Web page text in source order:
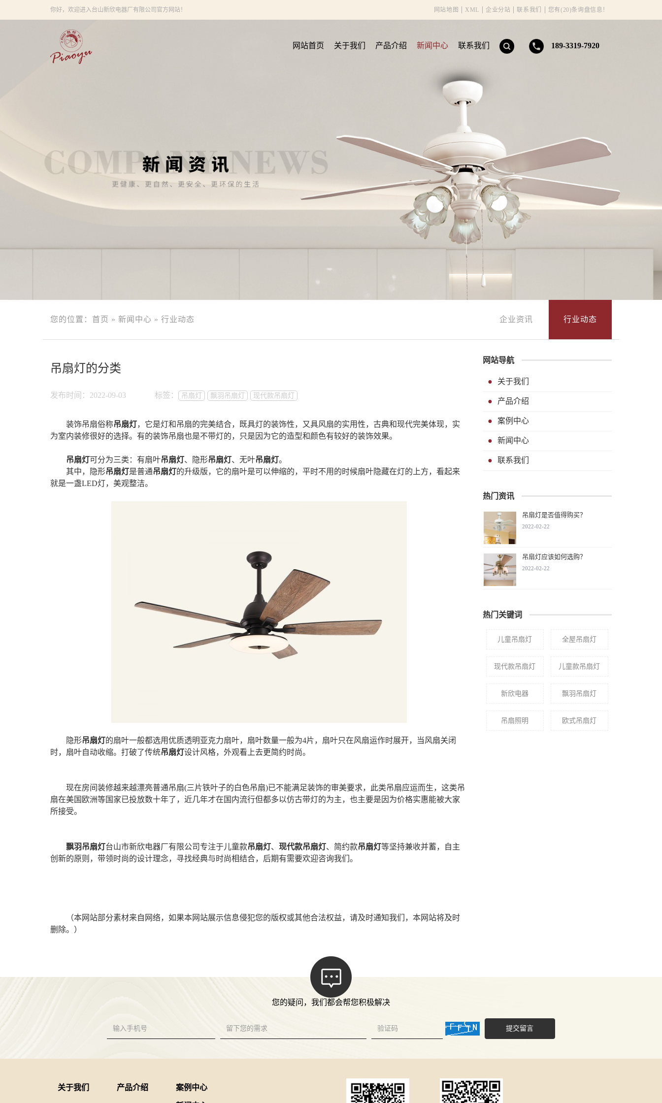
你好，欢迎进入台山新欣电器厂有限公司官方网站！ 网站地图 XML 企业分站 联系我们 您有(20)条询盘信息！
网站首页 关于我们 产品介绍 新闻中心 联系我们 189-3319-7920
您的位置： 首页 » 新闻中心 » 行业动态 企业资讯 行业动态
吊扇灯的分类
发布时间：2022-09-03 标签： 吊扇灯 飘羽吊扇灯 现代款吊扇灯
装饰吊扇俗称吊扇灯，它是灯和吊扇的完美结合，既具灯的装饰性，又具风扇的实用性，古典和现代完美体现，实
为室内装修很好的选择。有的装饰吊扇也是不带灯的，只是因为它的造型和颜色有较好的装饰效果。
吊扇灯可分为三类：有扇叶吊扇灯、隐形吊扇灯、无叶吊扇灯。
其中，隐形吊扇灯是普通吊扇灯的升级版，它的扇叶是可以伸缩的，平时不用的时候扇叶隐藏在灯的上方，看起来
就是一盏LED灯，美观整洁。
隐形吊扇灯的扇叶一般都选用优质透明亚克力扇叶，扇叶数量一般为4片，扇叶只在风扇运作时展开，当风扇关闭
时，扇叶自动收缩。打破了传统吊扇灯设计风格，外观看上去更简约时尚。
现在房间装修越来越漂亮普通吊扇(三片铁叶子的白色吊扇)已不能满足装饰的审美要求，此类吊扇应运而生，这类吊
扇在美国欧洲等国家已投放数十年了，近几年才在国内流行但都多以仿古带灯的为主，也主要是因为价格实惠能被大家
所接受。
飘羽吊扇灯台山市新欣电器厂有限公司专注于儿童款吊扇灯、 现代款吊扇灯、简约款吊扇灯等坚持兼收并蓄，自主
创新的原则，带领时尚的设计理念，寻找经典与时尚相结合，后期有需要欢迎咨询我们。
（本网站部分素材来自网络，如果本网站展示信息侵犯您的版权或其他合法权益，请及时通知我们，本网站将及时
删除。）
网站导航
关于我们
产品介绍
案例中心
新闻中心
联系我们
热门资讯
吊扇灯是否值得购买？
2022-02-22
吊扇灯应该如何选购？
2022-02-22
热门关键词
儿童吊扇灯 全屋吊扇灯
现代款吊扇灯 儿童款吊扇灯
新欣电器 飘羽吊扇灯
吊扇照明 ​欧式吊扇灯
您的疑问，我们都会帮您积极解决
提交留言
关于我们 产品介绍 案例中心